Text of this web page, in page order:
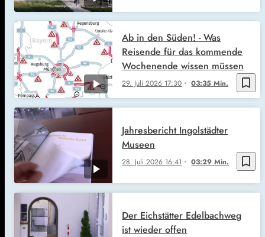
bookmark_border
29. Juli 2026 17:30 03:35 Min.
Ab in den Süden! - Was
Reisende für das kommende
Wochenende wissen müssen
bookmark_border
28. Juli 2026 16:41 03:29 Min.
Jahresbericht Ingolstädter
Museen
Der Eichstätter Edelbachweg
ist wieder offen